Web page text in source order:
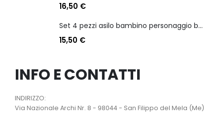
16,50 €
Set 4 pezzi asilo bambino personaggio batman
15,50 €
INFO E CONTATTI
INDIRIZZO:
Via Nazionale Archi Nr. 8 - 98044 - San Filippo del Mela (Me)